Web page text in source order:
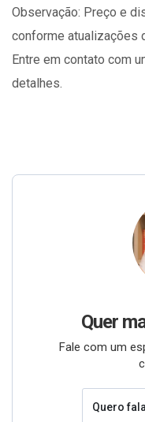
Observação: Preço e
conforme atualizações
Entre em contato com
detalhes.
Quer
Fale com um
Quero